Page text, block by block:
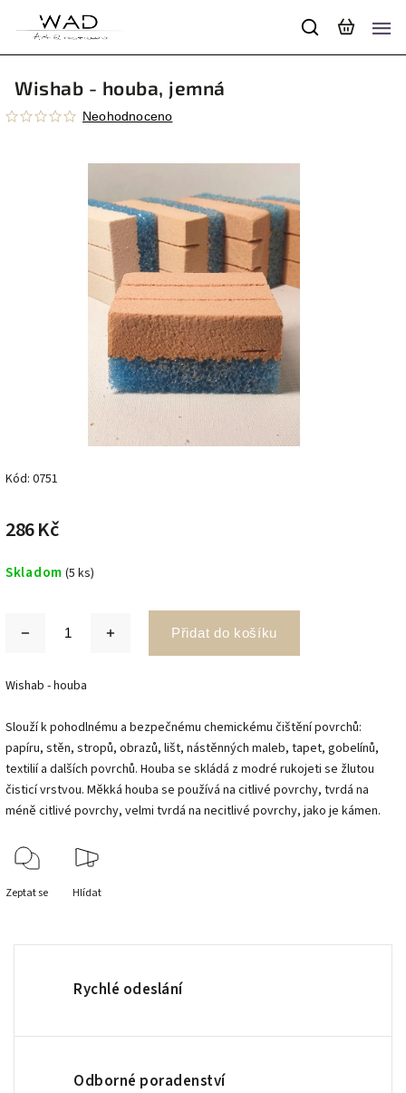
Wishab - houba, jemná
Neohodnoceno
Kód: 0751
286 Kč
Skladom (5 ks)
Přidat do košíku
Wishab - houba
Slouží k pohodlnému a bezpečnému chemickému čištění povrchů:
papíru, stěn, stropů, obrazů, lišt, nástěnných maleb, tapet, gobelínů,
textilií a dalších povrchů. Houba se skládá z modré rukojeti se žlutou
čisticí vrstvou. Měkká houba se používá na citlivé povrchy, tvrdá na
méně citlivé povrchy, velmi tvrdá na necitlivé povrchy, jako je kámen.
Zeptat se Hlídat
Rychlé odeslání
Odborné poradenství